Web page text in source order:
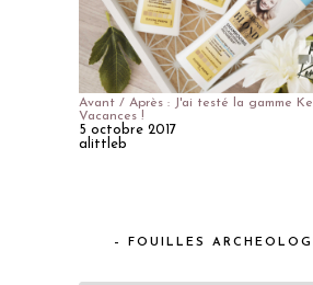
Avant / Après : J'ai testé la gamme
Vacances !
5 octobre 2017
alittleb
– FOUILLES